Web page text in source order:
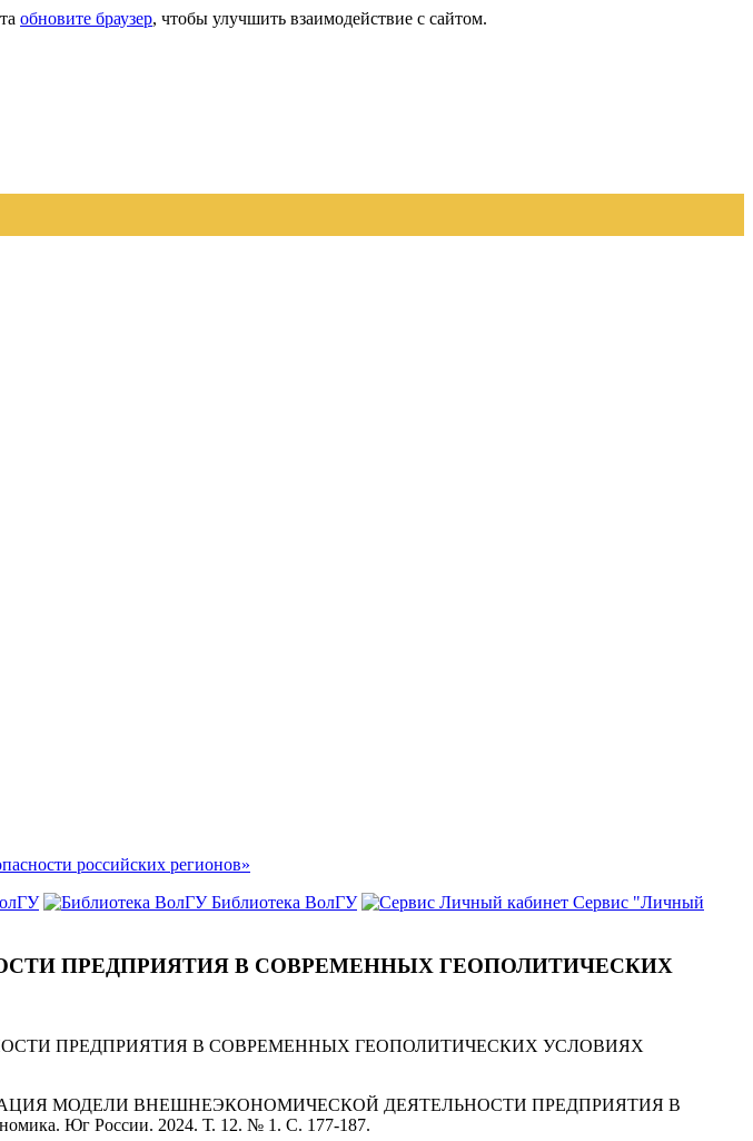
обновите браузер, чтобы улучшить взаимодействие с сайтом.
российских регионов»
Библиотека ВолГУ
Сервис "Личный
ПРЕДПРИЯТИЯ В СОВРЕМЕННЫХ ГЕОПОЛИТИЧЕСКИХ
ПРЕДПРИЯТИЯ В СОВРЕМЕННЫХ ГЕОПОЛИТИЧЕСКИХ УСЛОВИЯХ
МОДЕЛИ ВНЕШНЕЭКОНОМИЧЕСКОЙ ДЕЯТЕЛЬНОСТИ ПРЕДПРИЯТИЯ В
Юг России. 2024. Т. 12. № 1. С. 177-187.